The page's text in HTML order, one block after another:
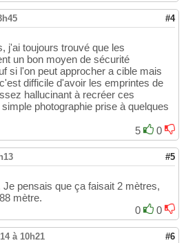
#4
j'ai toujours trouvé que les
un bon moyen de sécurité
si l'on peut approcher a cible mais
difficile d'avoir les emprintes de
hallucinant à recréer ces
photographie prise à quelques
5
0
#5
pensais que ça faisait 2 mètres,
mètre.
0
0
à 10h21 #6